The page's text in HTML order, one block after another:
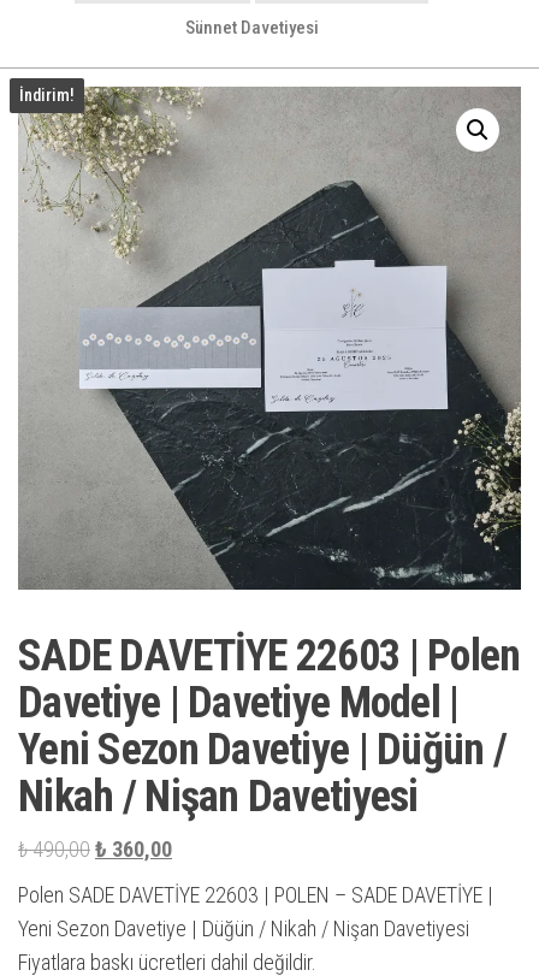
Sünnet Davetiyesi
İndirim!
SADE DAVETİYE 22603 | Polen
Davetiye | Davetiye Model |
Yeni Sezon Davetiye | Düğün /
Nikah / Nişan Davetiyesi
₺490,00Orijinal
fiyat:
₺ 490,00.
₺ 360,00Şu
andaki
fiyat:
₺ 360,00.
Polen SADE DAVETİYE 22603 | POLEN – SADE DAVETİYE |
Yeni Sezon Davetiye | Düğün / Nikah / Nişan Davetiyesi
Fiyatlara baskı ücretleri dahil değildir.